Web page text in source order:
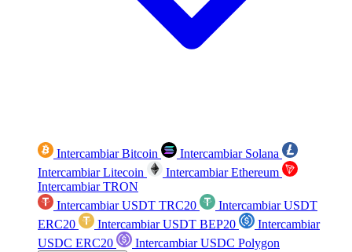
Intercambiar Bitcoin
Intercambiar Solana
Intercambiar Litecoin
Intercambiar Ethereum
Intercambiar TRON
Intercambiar USDT TRC20
Intercambiar USDT
ERC20
Intercambiar USDT BEP20
Intercambiar
USDC ERC20
Intercambiar USDC Polygon